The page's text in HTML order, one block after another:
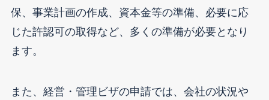
保、事業計画の作成、資本金等の準備、必要に応
じた許認可の取得など、多くの準備が必要となり
ます。
また、経営・管理ビザの申請では、会社の状況や